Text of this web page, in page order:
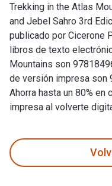
Trekking in the Atlas
and Jebel Sahro 3rd
publicado por Cicerone
libros de texto
Mountains son
de versión impresa son
Ahorra hasta un 80% en
impresa al volverte